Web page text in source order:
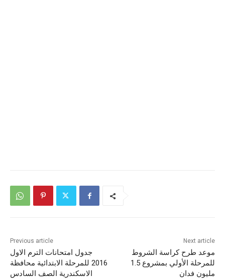
Previous article
جدول امتحانات الترم الاول
2016 للمرحلة الابتدائية محافظة
الاسكندرية الصف السادس
Next article
موعد طرح كراسة الشروط
للمرحلة الأولي بمشروع 1.5
مليون فدان